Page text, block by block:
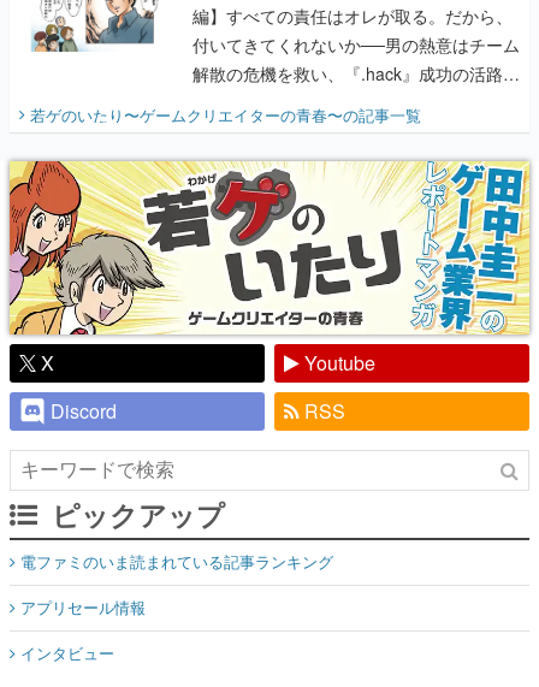
編】すべての責任はオレが取る。だから、
付いてきてくれないか──男の熱意はチーム
解散の危機を救い、『.hack』成功の活路を
『少年ジャンプ』色だった【若ゲのいた
り】
若ゲのいたり〜ゲームクリエイターの青春〜の記事一覧
X
Youtube
Discord
RSS
ピックアップ
電ファミのいま読まれている記事ランキング
アプリセール情報
インタビュー